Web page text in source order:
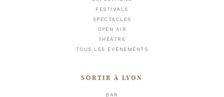
FESTIVALS
SPECTACLES
OPEN AIR
THÉÂTRE
TOUS LES ÉVÈNEMENTS
SORTIR À LYON
BAR